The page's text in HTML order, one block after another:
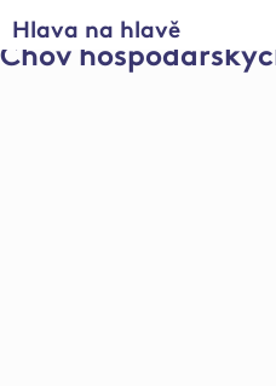
Hlava na hlavě
Chov